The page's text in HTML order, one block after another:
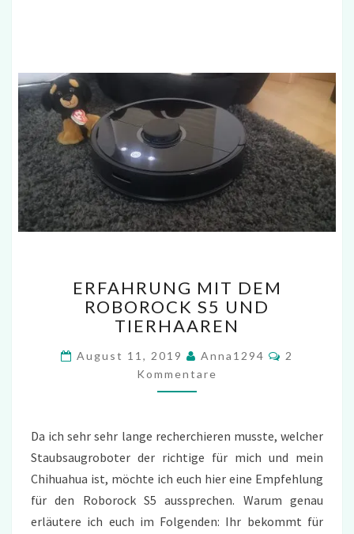
MIT
DEM
ROBOROCK
UND
TIERHAAREN
ERFAHRUNG MIT DEM
ROBOROCK S5 UND
TIERHAAREN
August 11, 2019 Anna1294
2
Kommentare
Da ich sehr sehr lange recherchieren musste, welcher
Staubsaugroboter der richtige für mich und mein
Chihuahua ist, möchte ich euch hier eine Empfehlung
für den Roborock S5 aussprechen. Warum genau
erläutere ich euch im Folgenden: Ihr bekommt für